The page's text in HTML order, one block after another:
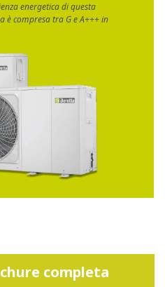
energetica di questa
è compresa tra G e A+++ in
completa